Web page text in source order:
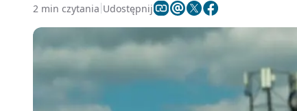
2 min czytania Udostępnij